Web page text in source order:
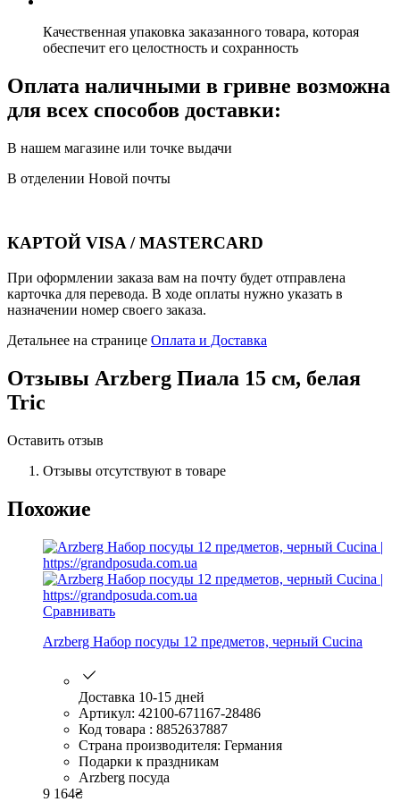
Качественная упаковка заказанного товара, которая
обеспечит его целостность и сохранность
Оплата наличными в гривне возможна
для всех способов доставки:
В нашем магазине или точке выдачи
В отделении Новой почты
КАРТОЙ VISA / MASTERCARD
При оформлении заказа вам на почту будет отправлена
карточка для перевода. В ходе оплаты нужно указать в
назначении номер своего заказа.
Детальнее на странице Оплата и Доставка
Отзывы Arzberg Пиала 15 см, белая
Tric
Оставить отзыв
Отзывы отсутствуют в товаре
Похожие
Сравнивать
Arzberg Набор посуды 12 предметов, черный Cucina
Доставка 10-15 дней
Артикул: 42100-671167-28486
Код товара : 8852637887
Страна производителя: Германия
Подарки к праздникам
Arzberg посуда
9 164₴